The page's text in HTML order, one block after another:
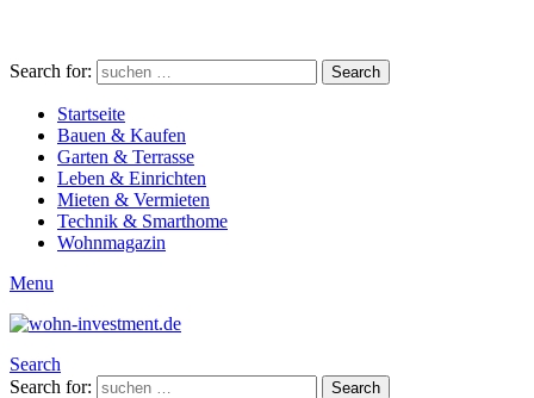
Search for: Search
Startseite
Bauen & Kaufen
Garten & Terrasse
Leben & Einrichten
Mieten & Vermieten
Technik & Smarthome
Wohnmagazin
Menu
Search
Search for:
Search